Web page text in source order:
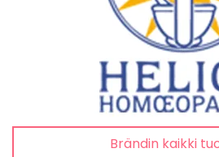
Brändin kaikki